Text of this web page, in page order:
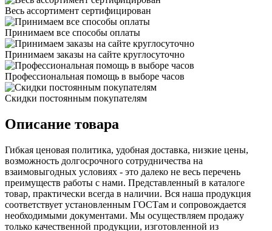
Весь ассортимент сертифицирован
Принимаем все способы оплаты
Принимаем заказы на сайте круглосуточно
Профессиональная помощь в выборе часов
Скидки постоянным покупателям
Описание товара
Гибкая ценовая политика, удобная доставка, низкие цены,
возможность долгосрочного сотрудничества на
взаимовыгодных условиях - это далеко не весь перечень
преимуществ работы с нами. Представленный в каталоге
товар, практически всегда в наличии. Вся наша продукция
соответствует установленным ГОСТам и сопровождается
необходимыми документами. Мы осуществляем продажу
только качественной продукции, изготовленной из